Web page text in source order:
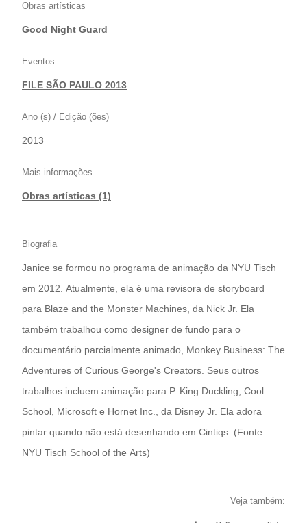
Obras artísticas
Good Night Guard
Eventos
FILE SÃO PAULO 2013
Ano (s) / Edição (ões)
2013
Mais informações
Obras artísticas (1)
Biografia
Janice se formou no programa de animação da NYU Tisch
em 2012. Atualmente, ela é uma revisora ​​de storyboard
para Blaze and the Monster Machines, da Nick Jr. Ela
também trabalhou como designer de fundo para o
documentário parcialmente animado, Monkey Business: The
Adventures of Curious George's Creators. Seus outros
trabalhos incluem animação para P. King Duckling, Cool
School, Microsoft e Hornet Inc., da Disney Jr. Ela adora
pintar quando não está desenhando em Cintiqs. (Fonte:
NYU Tisch School of the Arts)
Veja também: